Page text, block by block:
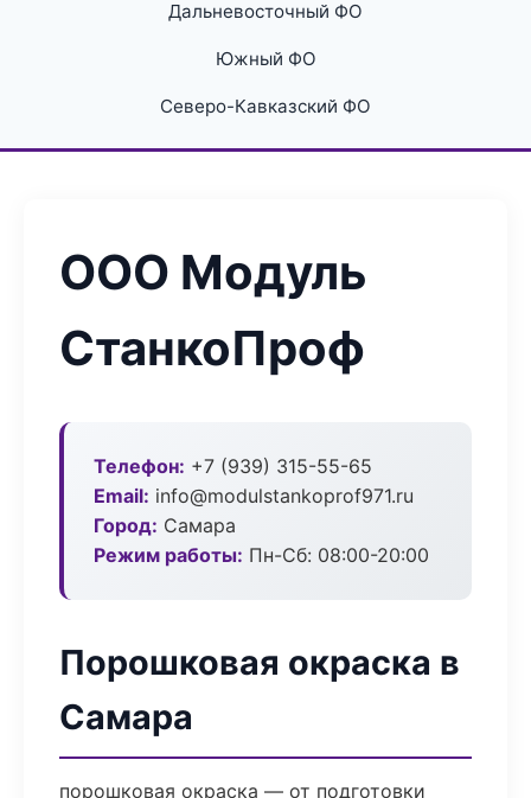
Дальневосточный ФО
Южный ФО
Северо-Кавказский ФО
ООО Модуль
СтанкоПроф
Телефон: +7 (939) 315-55-65
Email: info@modulstankoprof971.ru
Город: Самара
Режим работы: Пн-Сб: 08:00-20:00
Порошковая окраска в
Самара
порошковая окраска — от подготовки